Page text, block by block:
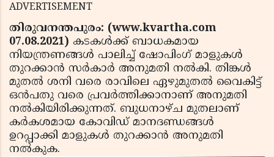
ADVERTISEMENT
തിരുവനന്തപുരം: (www.kvartha.com
07.08.2021) കടകള്‍ക്ക് ബാധകമായ
നിയന്ത്രണങ്ങള്‍ പാലിച്ച് ഷോപിംഗ് മാളുകള്‍
തുറക്കാൻ സർകാർ അനുമതി നൽകി. തിങ്കള്‍
മുതല്‍ ശനി വരെ രാവിലെ ഏഴുമുതല്‍ വൈകിട്ട്
ഒന്‍പതു വരെ പ്രവര്‍ത്തിക്കാനാണ് അനുമതി
നൽകിയിരിക്കുന്നത്. ബുധനാഴ്ച മുതലാണ്
കര്‍കശമായ കോവിഡ് മാനദണ്ഡങ്ങള്‍
ഉറപ്പാക്കി മാളുകള്‍ തുറക്കാന്‍ അനുമതി
നല്‍കുക.